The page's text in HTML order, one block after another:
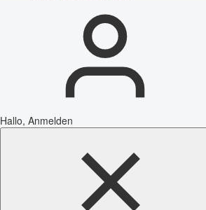
Hallo, Anmelden